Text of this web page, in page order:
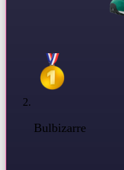
Bulbizarre